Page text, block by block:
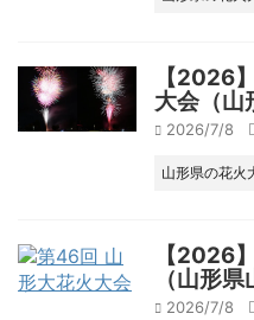
【2026
大会（山
2026/7/8
山形県の花火
【2026
（山形県
2026/7/8